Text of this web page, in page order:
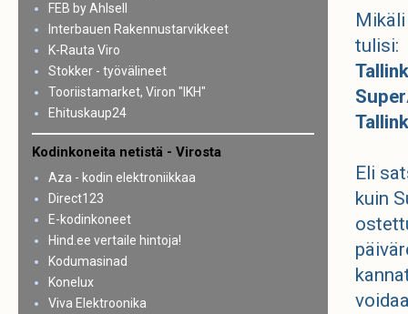
tulisi:
Eli
kuin
FEB by Ahlsell
Interbauen Rakennustarvikkeet
K-Rauta Viro
Stokker - työvälineet
Tooriistamarket, Viron "IKH"
Ehituskaup24
Kodinkoneita netistä - Virosta
Aza - kodin elektroniikkaa
Direct123
E-kodinkoneet
Hind.ee vertaile hintoja!
Kodumasinad
Konelux
Viva Elektroonika